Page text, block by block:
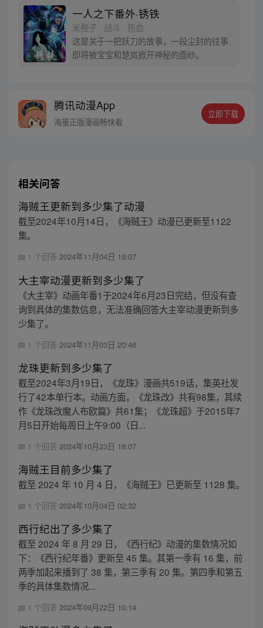
自己打工的快递公司。为了帮冯宝宝寻找她
的身世，也为了查清自己与爷爷身上的秘
密，张楚岚的生活被彻底颠覆，与冯宝宝一
同踏上“异人”之旅。
一人之下番外·锈铁
米橙子 · 战斗 · 热血
这是关于一把妖刀的故事，一段尘封的往事
即将被宝宝和楚岚掀开神秘的面纱。
腾讯动漫App
海量正版漫画畅快看
立即下载
相关问答
海贼王更新到多少集了动漫
截至2024年10月14日，《海贼王》动漫已更新至1122
集。
1 个回答 2024年11月04日 19:07
大主宰动漫更新到多少集了
《大主宰》动画年番1于2024年6月23日完结，但没有查
询到具体的集数信息，无法准确回答大主宰动漫更新到多
少集了。
1 个回答 2024年11月03日 20:46
龙珠更新到多少集了
截至2024年3月19日，《龙珠》漫画共519话，集英社发
行了42本单行本。动画方面，《龙珠改》共有98集，其续
作《龙珠改魔人布欧篇》共61集；《龙珠超》于2015年7
月5日开始每周日上午9:00（日...
1 个回答 2024年10月23日 18:07
海贼王目前多少集了
截至 2024 年 10 月 4 日，《海贼王》已更新至 1128 集。
1 个回答 2024年10月04日 02:32
西行纪出了多少集了
截至 2024 年 8 月 29 日，《西行纪》动漫的集数情况如
下：《西行纪年番》更新至 45 集。其第一季有 16 集，前
两季加起来播到了 38 集，第三季有 20 集。第四季和第五
季的具体集数情况...
1 个回答 2024年09月22日 10:14